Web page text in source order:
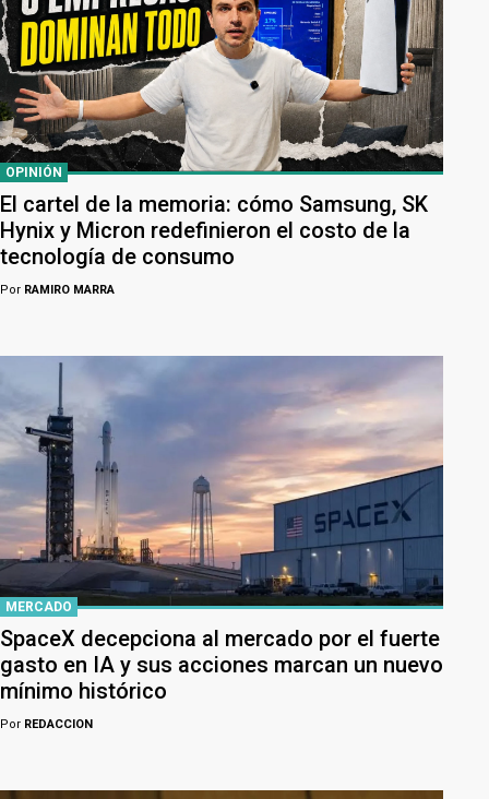
OPINIÓN
El cartel de la memoria: cómo Samsung, SK
Hynix y Micron redefinieron el costo de la
tecnología de consumo
Por RAMIRO MARRA
MERCADO
SpaceX decepciona al mercado por el fuerte
gasto en IA y sus acciones marcan un nuevo
mínimo histórico
Por REDACCION